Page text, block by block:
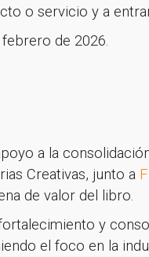
o servicio y a
de 2026.
a la
Creativas, junto a
de valor del libro.
y
el foco en la